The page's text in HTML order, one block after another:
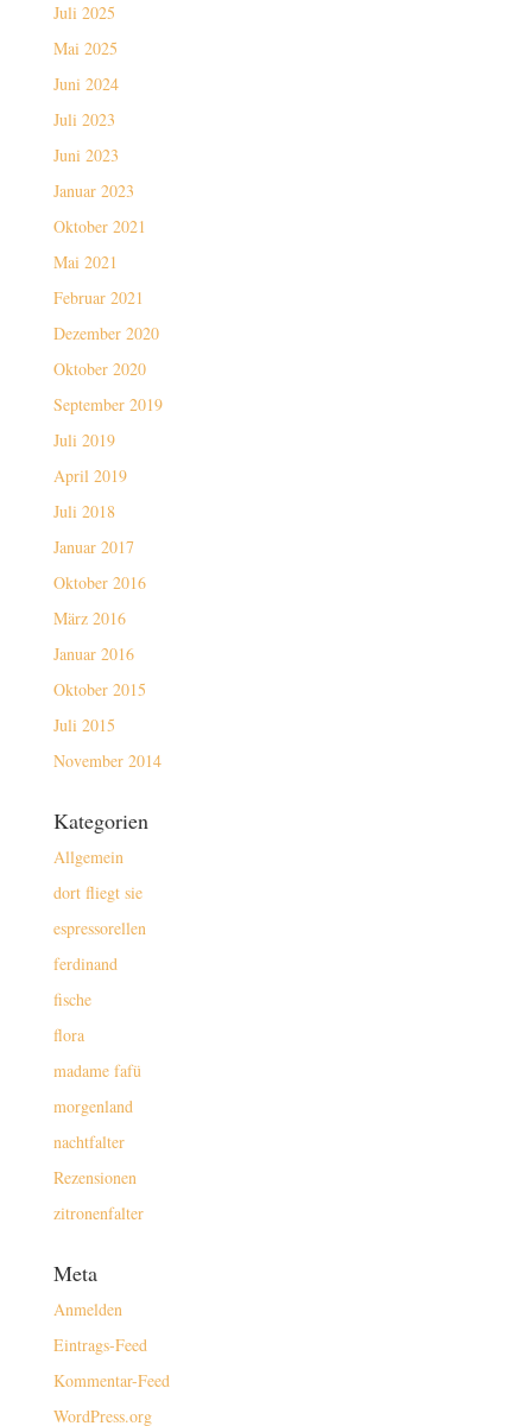
Juli 2025
Mai 2025
Juni 2024
Juli 2023
Juni 2023
Januar 2023
Oktober 2021
Mai 2021
Februar 2021
Dezember 2020
Oktober 2020
September 2019
Juli 2019
April 2019
Juli 2018
Januar 2017
Oktober 2016
März 2016
Januar 2016
Oktober 2015
Juli 2015
November 2014
Kategorien
Allgemein
dort fliegt sie
espressorellen
ferdinand
fische
flora
madame fafü
morgenland
nachtfalter
Rezensionen
zitronenfalter
Meta
Anmelden
Eintrags-Feed
Kommentar-Feed
WordPress.org